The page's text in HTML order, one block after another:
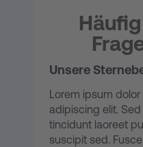
Unsere
Lorem ipsum
adipiscing elit.
tincidunt laoreet
suscipit sed.